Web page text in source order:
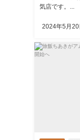
気店です。...
2024年5月20